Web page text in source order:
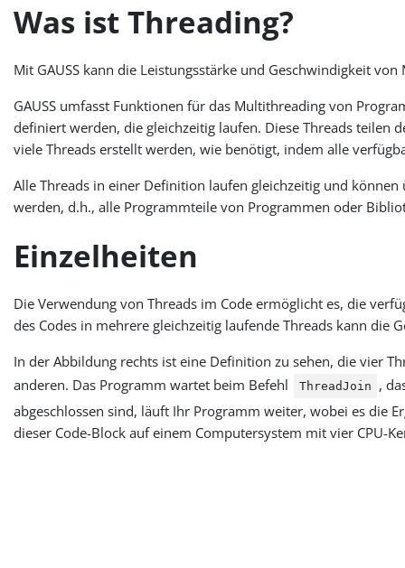
Was ist Threading?
Mit GAUSS kann die Leistungsstärke und Geschwindigkeit
GAUSS umfasst Funktionen für das Multithreading von
definiert werden, die gleichzeitig laufen. Diese Threads teilen
viele Threads erstellt werden, wie benötigt, indem alle
Alle Threads in einer Definition laufen gleichzeitig und
werden, d.h., alle Programmteile von Programmen oder
Einzelheiten
Die Verwendung von Threads im Code ermöglicht es, die
des Codes in mehrere gleichzeitig laufende Threads kann die
In der Abbildung rechts ist eine Definition zu sehen, die vier
anderen. Das Programm wartet beim Befehl
ThreadJoin
,
abgeschlossen sind, läuft Ihr Programm weiter, wobei es die
dieser Code-Block auf einem Computersystem mit vier CPU-